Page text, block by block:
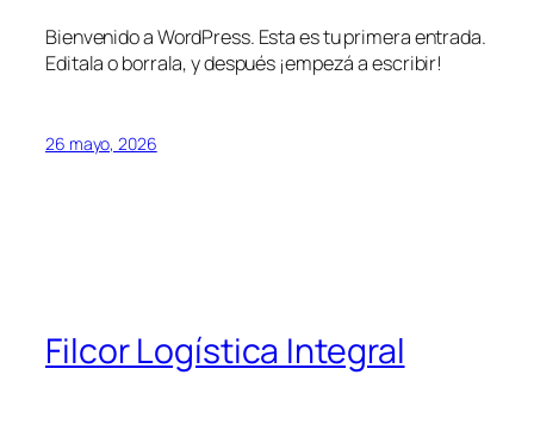
Bienvenido a WordPress. Esta es tu primera entrada.
Editala o borrala, y después ¡empezá a escribir!
26 mayo, 2026
Filcor Logística Integral